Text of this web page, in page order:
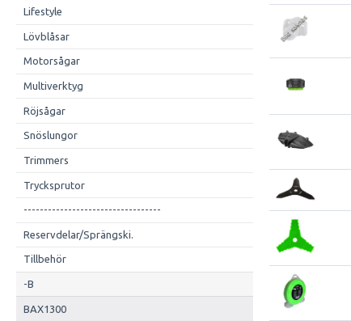
Lifestyle
Lövblåsar
Motorsågar
Multiverktyg
Röjsågar
Snöslungor
Trimmers
Trycksprutor
----------------------------------
Reservdelar/Sprängski.
Tillbehör
-B
BAX1300